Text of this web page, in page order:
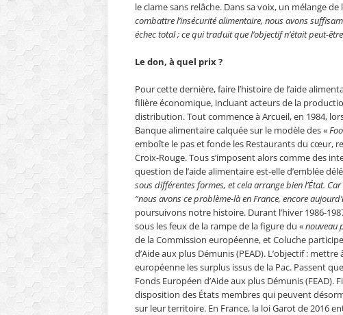
le clame sans relâche. Dans sa voix, un mélange
combattre l’insécurité alimentaire, nous avons
échec total ; ce qui traduit que l’objectif n’était peut-
Le don, à quel prix ?
Pour cette dernière, faire l’histoire de l’aide
filière économique, incluant acteurs de la
distribution. Tout commence à Arcueil, en 1984,
Banque alimentaire calquée sur le modèle des «
emboîte le pas et fonde les Restaurants du cœur,
Croix-Rouge. Tous s’imposent alors comme des
question de l’aide alimentaire est-elle d’emblée
sous différentes formes, et cela arrange bien l’État. Car
“nous avons ce problème-là en France, encore
poursuivons notre histoire. Durant l’hiver 1986-
sous les feux de la rampe de la figure du «nouveau
de la Commission européenne, et Coluche
d’Aide aux plus Démunis (PEAD). L’objectif :
européenne les surplus issus de la Pac. Passent
Fonds Européen d’Aide aux plus Démunis
disposition des États membres qui peuvent
sur leur territoire. En France, la loi Garot de 2016